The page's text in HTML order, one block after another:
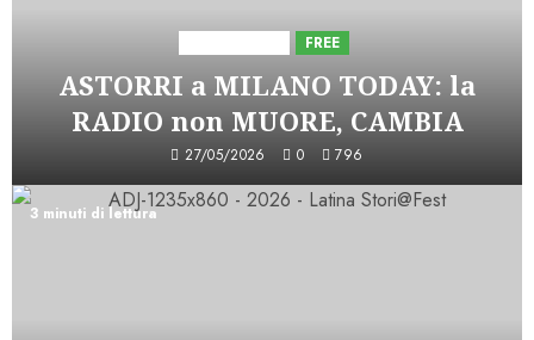
FREE
ASTORRI a MILANO TODAY: la
RADIO non MUORE, CAMBIA
27/05/2026 0 796
3 minuti di lettura